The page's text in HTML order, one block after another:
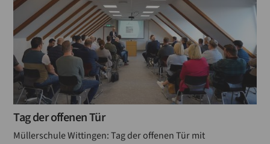
Tag der offenen Tür
Müllerschule Wittingen: Tag der offenen Tür mit